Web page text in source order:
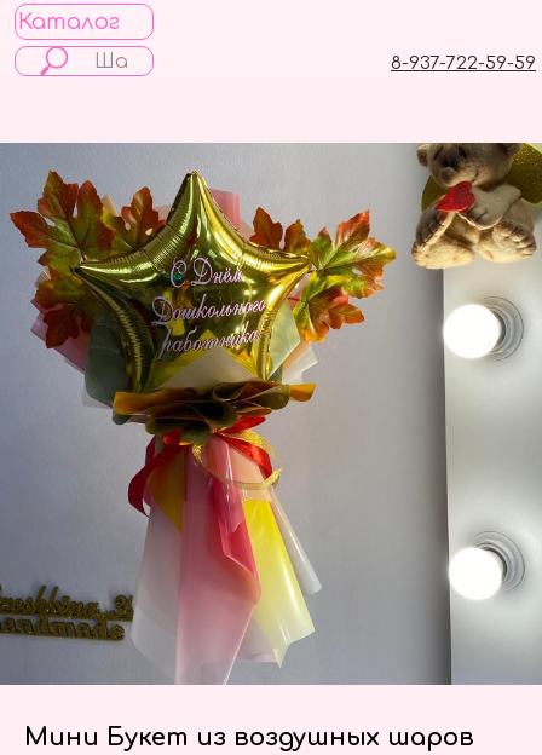
Каталог
8-937-722-59-59
Мини Букет из воздушных шаров